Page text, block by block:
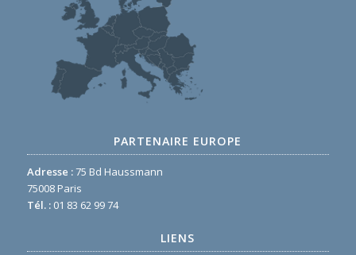
PARTENAIRE EUROPE
Adresse :75 Bd Haussmann
75008 Paris
Tél. :01 83 62 99 74
LIENS